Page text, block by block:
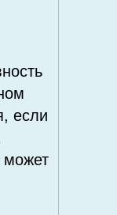
если
может